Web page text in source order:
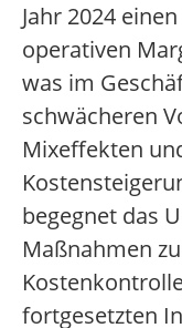
Jahr 2024
operativen
was im
schwächeren
Mixeffekten
begegnet das
Maßnahmen
fortgesetzten